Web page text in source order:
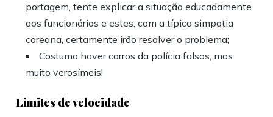
portagem, tente explicar a situação educadamente
aos funcionários e estes, com a típica simpatia
coreana, certamente irão resolver o problema;
Costuma haver carros da polícia falsos, mas
muito verosímeis!
Limites de velocidade